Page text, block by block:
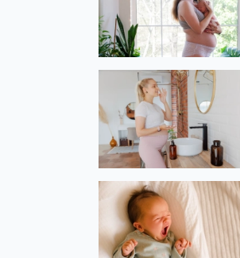
Semoga informasi ini